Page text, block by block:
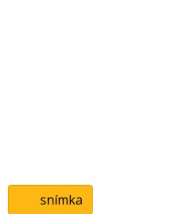
snímka